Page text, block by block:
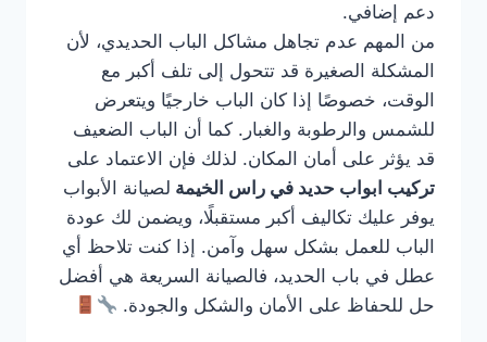
دعم إضافي.
من المهم عدم تجاهل مشاكل الباب الحديدي، لأن
المشكلة الصغيرة قد تتحول إلى تلف أكبر مع
الوقت، خصوصًا إذا كان الباب خارجيًا ويتعرض
للشمس والرطوبة والغبار. كما أن الباب الضعيف
قد يؤثر على أمان المكان. لذلك فإن الاعتماد على
تركيب ابواب حديد في راس الخيمة لصيانة الأبواب
يوفر عليك تكاليف أكبر مستقبلًا، ويضمن لك عودة
الباب للعمل بشكل سهل وآمن. إذا كنت تلاحظ أي
عطل في باب الحديد، فالصيانة السريعة هي أفضل
حل للحفاظ على الأمان والشكل والجودة.